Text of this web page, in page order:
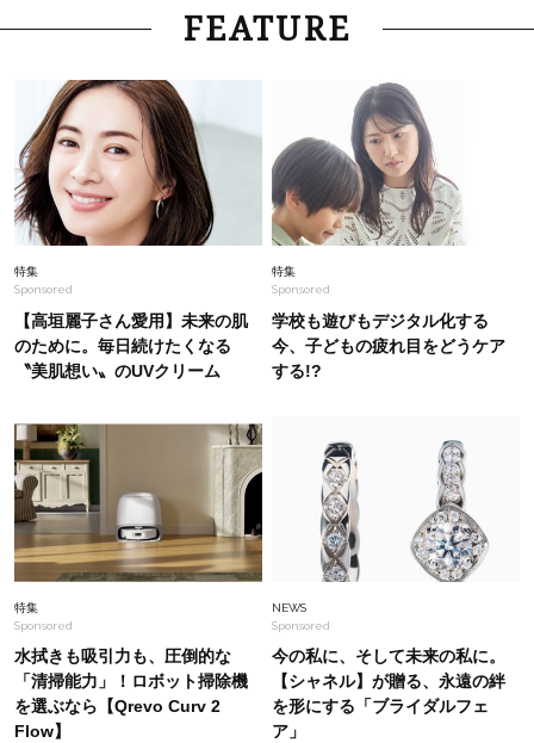
Fashion 2026.7.7
40代、Tシャツコーデが華やぐ！【ポメラート】
Fashion
暑すぎて靴が履けない夏が到来！オシャレな人は
今年どんな【サンダル】選んでる？＜実例14選
＞
【エルメス】オシャレな40代が愛用している上
品「ミニ財布」＜スナップ6選＞
1枚“巻くだけ”で冬のワンツーコーデが見違え
る！【巻きスカート】着回し＜6選＞
Fashion 2026.8.7
オンもオフも旅行にも！真夏の40代のオシャレ
を制す【きれいめオールインワン】
FEATURE
特集
Sponsored
【高垣麗子さん愛用】未来の肌
のために。毎日続けたくなる
〝美肌想い〟のUVクリーム
特集
Sponsored
学校も遊びもデジタル化する
今、子どもの疲れ目をどうケア
する!?
特集
Sponsored
水拭きも吸引力も、圧倒的な
「清掃能力」！ロボット掃除機
を選ぶなら【Qrevo Curv 2
Flow】
NEWS
Sponsored
今の私に、そして未来の私に。
【シャネル】が贈る、永遠の絆
を形にする「ブライダルフェ
ア」